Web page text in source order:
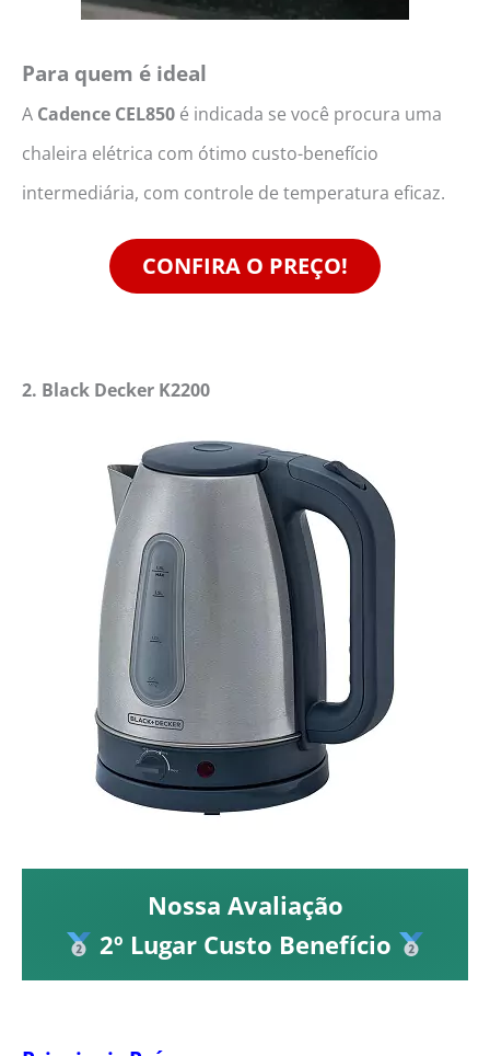
Para quem é ideal
A Cadence CEL850 é indicada se você procura uma
chaleira elétrica com ótimo custo-benefício
intermediária, com controle de temperatura eficaz.
CONFIRA O PREÇO!
2. Black Decker K2200
Nossa Avaliação
2º Lugar Custo Benefício